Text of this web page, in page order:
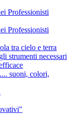
Professionisti
Professionisti
tra cielo e terra
strumenti necessari
suoni, colori,